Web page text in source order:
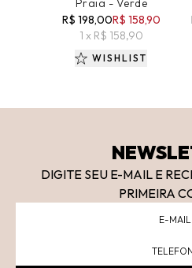
Praia - Verde
R$ 198,00R$ 158,90
1 x R$ 158,90
WISHLIST
DIGITE SEU E-MAIL E
PRIMEIRA